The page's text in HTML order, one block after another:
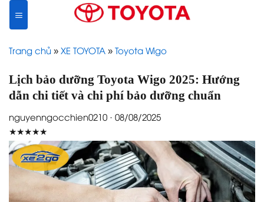
content
Trang chủ » XE TOYOTA » Toyota Wigo
Lịch bảo dưỡng Toyota Wigo 2025: Hướng
dẫn chi tiết và chi phí bảo dưỡng chuẩn
nguyenngocchien0210 · 08/08/2025
★★★★★